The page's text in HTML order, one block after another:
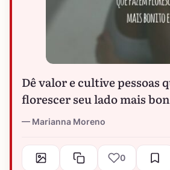
Dê valor e cultive pessoas
florescer seu lado mais
Marianna Moreno
0